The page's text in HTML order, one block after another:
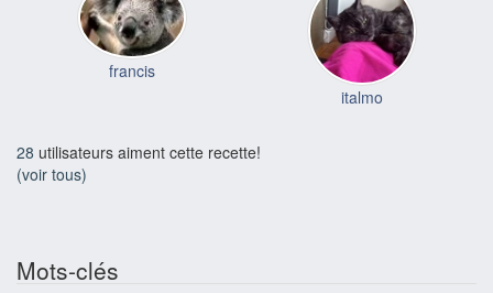
francis
italmo
28 utilisateurs aiment cette recette!
(voir tous)
Mots-clés